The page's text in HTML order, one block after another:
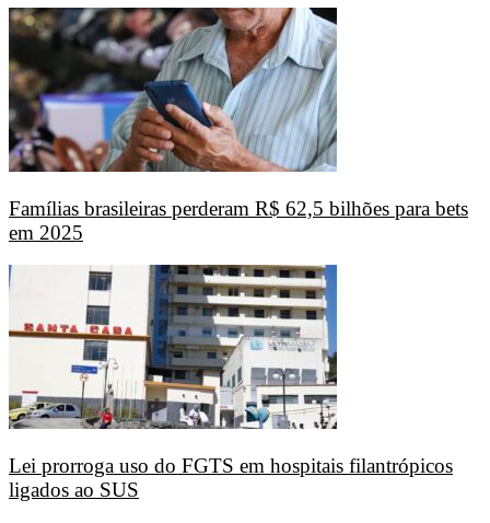
Famílias brasileiras perderam R$ 62,5 bilhões para bets
em 2025
Lei prorroga uso do FGTS em hospitais filantrópicos
ligados ao SUS